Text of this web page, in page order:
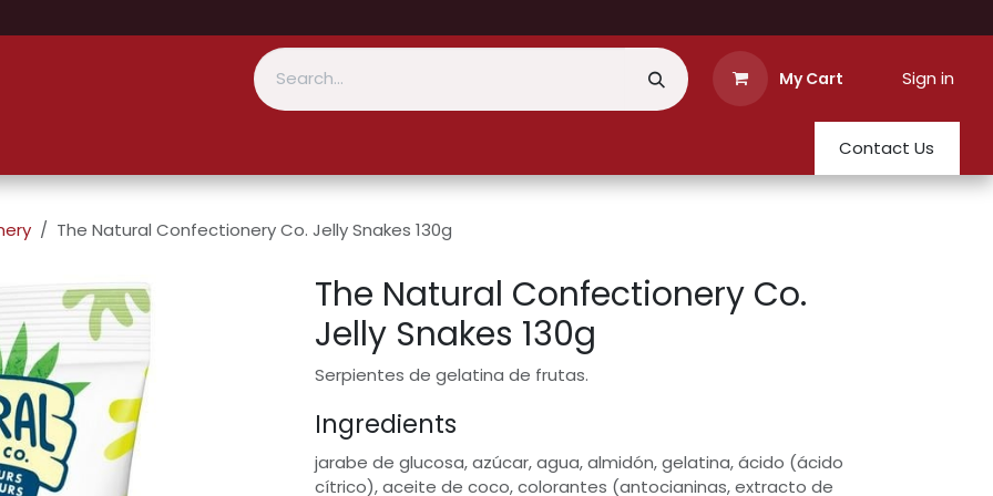
My Cart Sign in
Contact Us
The Natural Confectionery Co. Jelly Snakes 130g
The Natural Confectionery Co.
Jelly Snakes 130g
Serpientes de gelatina de frutas.
Ingredients
jarabe de glucosa, azúcar, agua, almidón, gelatina, ácido (ácido
cítrico), aceite de coco, colorantes (antocianinas, extracto de